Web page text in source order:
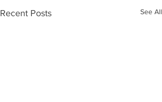
Recent Posts See All